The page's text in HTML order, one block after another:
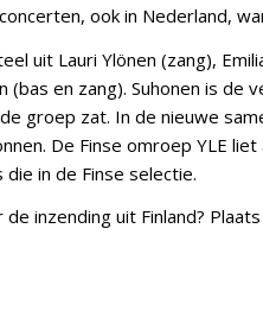
ook in Nederland,
uit Lauri Ylönen (zang),
(bas en zang). Suhonen is de
groep zat. In de nieuwe
De Finse omroep YLE
in de Finse selectie.
inzending uit Finland?